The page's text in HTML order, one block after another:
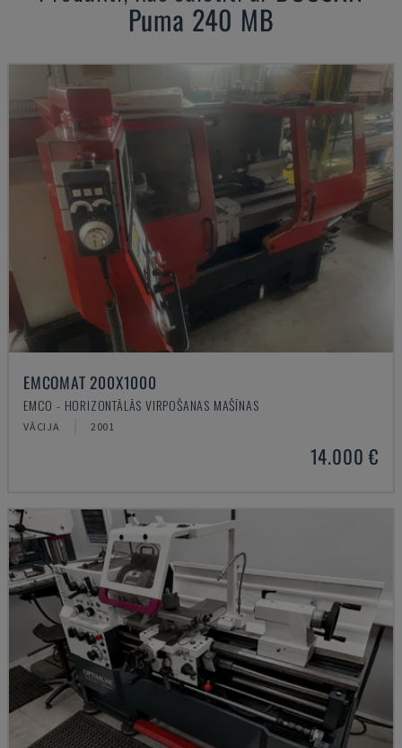
Puma 240 MB
EMCOMAT 200X1000
EMCO - HORIZONTĀLĀS VIRPOŠANAS MAŠĪNAS
VĀCIJA 2001
14.000 €